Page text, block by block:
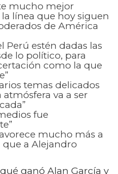
mucho mejor
línea que hoy siguen
de América
Perú estén dadas las
lo político, para
como la que
temas delicados
va a ser
fue
mucho más a
a Alejandro
ganó Alan García y